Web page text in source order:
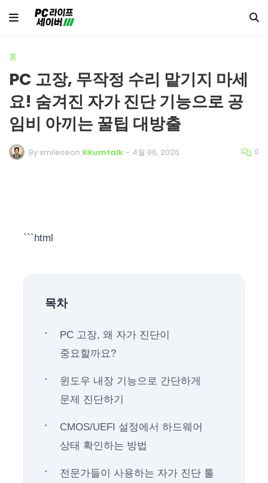
홈
PC 고장, 무작정 수리 맡기지 마세
요! 숨겨진 자가 진단 기능으로 공
임비 아끼는 꿀팁 대방출
By smileseon Kkumtalk - 4월 06, 2026 0
```html
목차
PC 고장, 왜 자가 진단이
중요할까요?
윈도우 내장 기능으로 간단하게
문제 진단하기
CMOS/UEFI 설정에서 하드웨어
상태 확인하는 방법
전문가들이 사용하는 자가 진단 툴